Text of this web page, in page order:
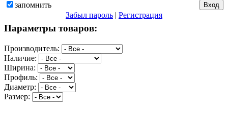
запомнить
Забыл пароль | Регистрация
Параметры товаров:
Производитель:
Наличие:
Ширина:
Профиль:
Диаметр:
Размер: